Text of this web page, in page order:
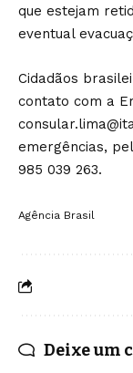
que estejam
eventual
Cidadãos
contato com a
emergências,
985 039 263.
Agência Brasil
Deixe um